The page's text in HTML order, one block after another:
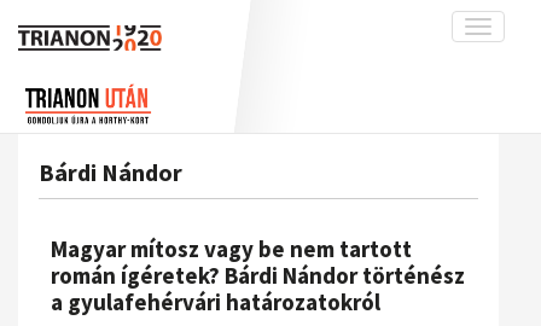
Toggle
A békerendszer megszilárdulása
Utókor és emlékezet
Galéria
Adatbázis
Bárdi Nándor
Magyar mítosz vagy be nem tartott
román ígéretek? Bárdi Nándor történész
a gyulafehérvári határozatokról